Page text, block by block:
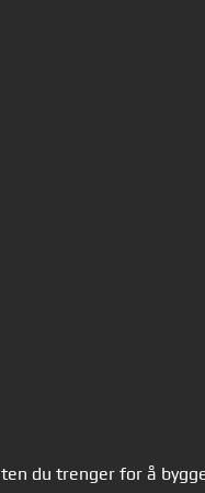
du trenger for å